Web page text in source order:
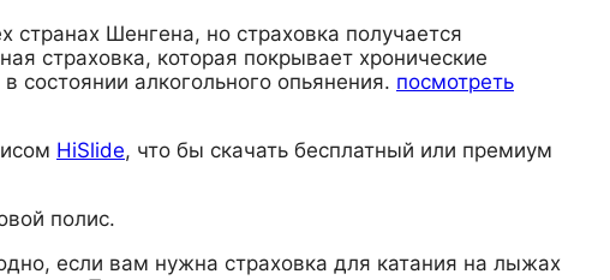
странах Шенгена, но страховка получается
страховка, которая покрывает хронические
алкогольного опьянения. посмотреть
HiSlide, что бы скачать бесплатный или премиум
полис.
если вам нужна страховка для катания на лыжах